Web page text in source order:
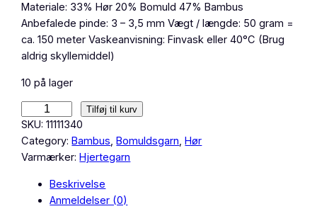
Materiale: 33% Hør 20% Bomuld 47% Bambus
Anbefalede pinde: 3 – 3,5 mm Vægt / længde: 50 gram =
ca. 150 meter Vaskeanvisning: Finvask eller 40°C (Brug
aldrig skyllemiddel)
10 på lager
j
e
r
Tilføj til kurv
SKU: 11111340
Category:Bambus, Bomuldsgarn, Hør
Varmærker:Hjertegarn
Beskrivelse
Anmeldelser (0)